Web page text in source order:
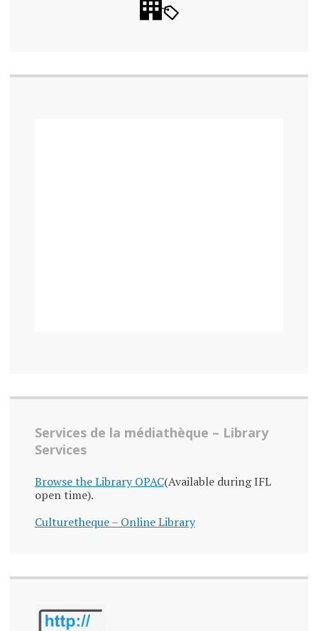
Services de la médiathèque – Library
Services
Browse the Library OPAC(Available during IFL
open time).
Culturetheque – Online Library